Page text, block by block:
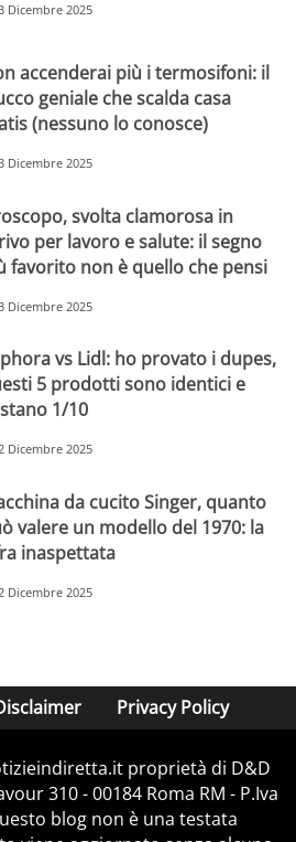
Dicembre 2025
accenderai più i termosifoni: il
geniale che scalda casa
(nessuno lo conosce)
3 Dicembre 2025
svolta clamorosa in
per lavoro e salute: il segno
favorito non è quello che pensi
3 Dicembre 2025
vs Lidl: ho provato i dupes,
5 prodotti sono identici e
1/10
Dicembre 2025
da cucito Singer, quanto
valere un modello del 1970: la
inaspettata
Dicembre 2025
Privacy Policy
proprietà di D&D
310 - 00184 Roma RM - P.Iva
blog non è una testata